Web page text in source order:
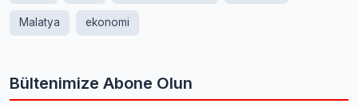
Malatya ekonomi
Bültenimize Abone Olun